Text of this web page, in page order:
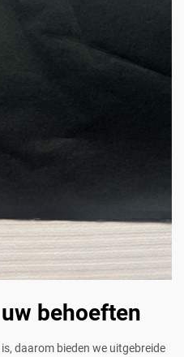
behoeften
daarom bieden we uitgebreide